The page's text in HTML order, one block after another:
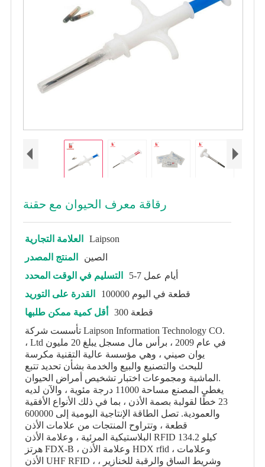
رقاقة معرف الحيوان مع حقنة
العلامة التجارية
Laipson
المنتج المصدر
الصين
التسليم في الوقت المحدد
5-7 أيام عمل
القدرة على التوريد
100000 قطعة في اليوم
أقل كمية ممكن طلبها
300 قطعة
تأسست شركة Laipson Information Technology CO.
، Ltd في عام 2009 ، برأس مال مسجل يبلغ 20 مليون
يوان صيني ، وهي مؤسسة عالية التقنية مكرسة
للبحث والتصنيع والبيع والخدمة بشأن تحديد تتبع
الماشية ومجموعات اختبار تشخيص أمراض الحيوان.
يغطي المصنع مساحة 11000 درجة مئوية ، والآن لديه
23 خطًا لقولبة بصمة الأذن ، بما في ذلك الأنواع الأفقية
والعمودية. تصل الطاقة الإنتاجية اليومية إلى 600000
قطعة ، وتتراوح المنتجات من علامات الأذن
البلاستيكية المرئية ، وعلامة الأذن RFID 134.2 كيلو
هرتز FDX-B ، وعلامة الأذن HDX rfid ، وعلامات
الأذن UHF RFID ، وشريط الساق والرقبة للخنازير ،